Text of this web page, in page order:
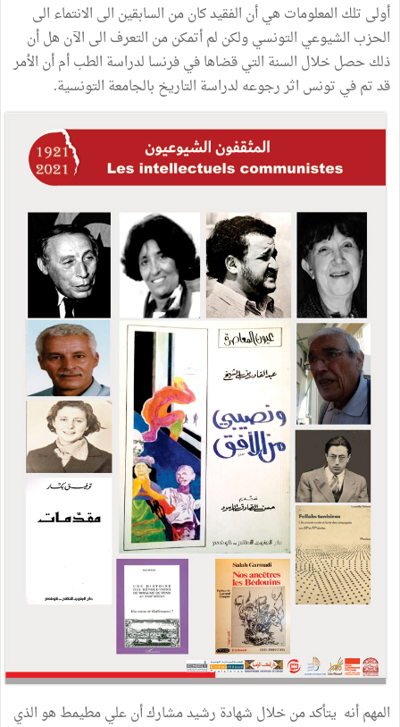
أولى تلك المعلومات هي أن الفقيد كان من السابقين الى الانتماء الى
الحزب الشيوعي التونسي ولكن لم أتمكن من التعرف الى الآن هل أن
ذلك حصل خلال السنة التي قضاها في فرنسا لدراسة الطب أم أن الأمر
قد تم في تونس اثر رجوعه لدراسة التاريخ بالجامعة التونسية.
المهم أنه يتأكد من خلال شهادة رشيد مشارك أن علي مطيمط هو الذي